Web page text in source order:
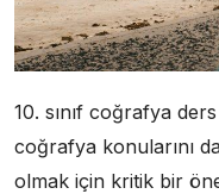
10. sınıf coğrafya
coğrafya konularını
olmak için kritik bir